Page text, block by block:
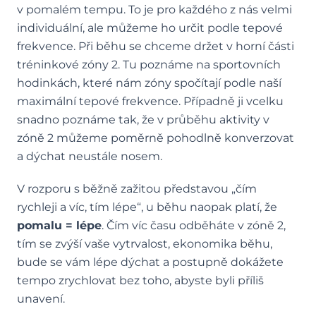
v pomalém tempu. To je pro každého z nás velmi
individuální, ale můžeme ho určit podle tepové
frekvence. Při běhu se chceme držet v horní části
tréninkové zóny 2. Tu poznáme na sportovních
hodinkách, které nám zóny spočítají podle naší
maximální tepové frekvence. Případně ji vcelku
snadno poznáme tak, že v průběhu aktivity v
zóně 2 můžeme poměrně pohodlně konverzovat
a dýchat neustále nosem.
V rozporu s běžně zažitou představou „čím
rychleji a víc, tím lépe“, u běhu naopak platí, že
pomalu = lépe. Čím víc času odběháte v zóně 2,
tím se zvýší vaše vytrvalost, ekonomika běhu,
bude se vám lépe dýchat a postupně dokážete
tempo zrychlovat bez toho, abyste byli příliš
unavení.